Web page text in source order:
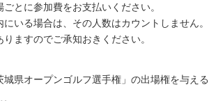
とに参加費をお支払いください。
いる場合は、その人数はカウントしません。
ますのでご承知おきください。
県オープンゴルフ選手権」の出場権を与える